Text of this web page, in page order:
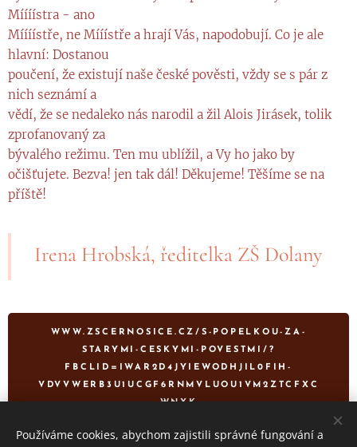
Míííístra - ano
Míííístře, ne Mííístře a hrají Vás, napodobují. Co je ale
hlavní: Dostanou
poučení, že existují naše české pověsti, vždy se s pár z
nich seznámí a
vědí, že se nedaleko nás narodil a žil Alois Jirásek, tolik
zprofanovaný za
bývalého režimu. Ten mu ublížil, a Vy ho jako by
očišťujete. Bezva! jen tak dál! Děkujeme! Těšíme se na
příště!
Irena Hrobská, ředitelka ZŠ Dolany
WWW.ZSCERNOSICE.CZ/S-POPELKOU-ZA-
STARYMI-CESKYMI-POVESTMI/?
FBCLID=IWAR2D4JYIEWODHJIL0FIH-
VDVVWERB3U1UCGF6RNMVLUOU1VM2ZTCFXC
WNXK
Používáme cookies, abychom zajistili správné fungování a